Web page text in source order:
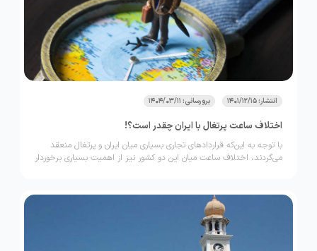
انتشار: 1401/12/15 برورسانی: 1404/03/11
اختلاف ساعت پرتغال با ایران چقدر است؟!
با توجه به این‌که قراردادهای تجاری بسیاری میان ایران و پرتغال منعقد
می‌گردند، اختلاف ساعت میان این دو کشور نیز از اهمیت بسیاری برخوردار